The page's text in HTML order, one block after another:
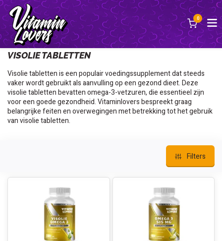
0
Terug
VISOLIE TABLETTEN
Visolie tabletten is een populair voedingssupplement dat steeds
vaker wordt gebruikt als aanvulling op een gezond dieet. Deze
visolie tabletten bevatten omega-3-vetzuren, die essentieel zijn
voor een goede gezondheid. Vitaminlovers bespreekt graag
belangrijke feiten en overwegingen met betrekking tot het gebruik
van visolie tabletten.
Filters